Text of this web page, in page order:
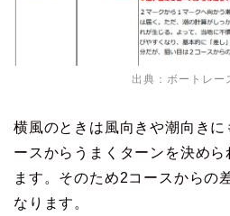
出典： ボートレー
横風のときは風向きや潮向きに
ースからうまくターンを決めら
ます。そのため2コースからの
なります。